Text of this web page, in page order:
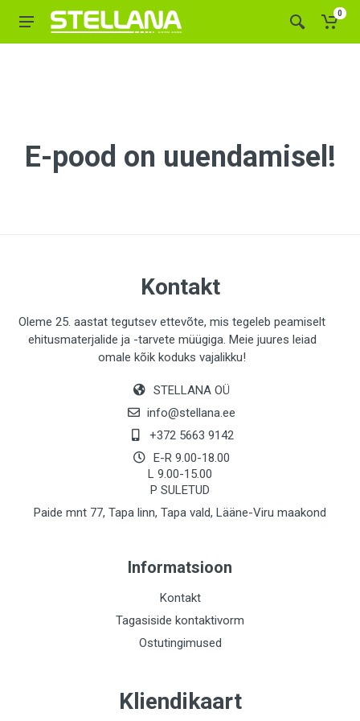
0
E-pood on uuendamisel!
Kontakt
Oleme 25. aastat tegutsev ettevõte, mis tegeleb peamiselt
ehitusmaterjalide ja -tarvete müügiga. Meie juures leiad
omale kõik koduks vajalikku!
STELLANA OÜ
info@stellana.ee
+372 5663 9142
E-R 9.00-18.00
L 9.00-15.00
P SULETUD
Paide mnt 77, Tapa linn, Tapa vald, Lääne-Viru maakond
Informatsioon
Kontakt
Tagasiside kontaktivorm
Ostutingimused
Kliendikaart